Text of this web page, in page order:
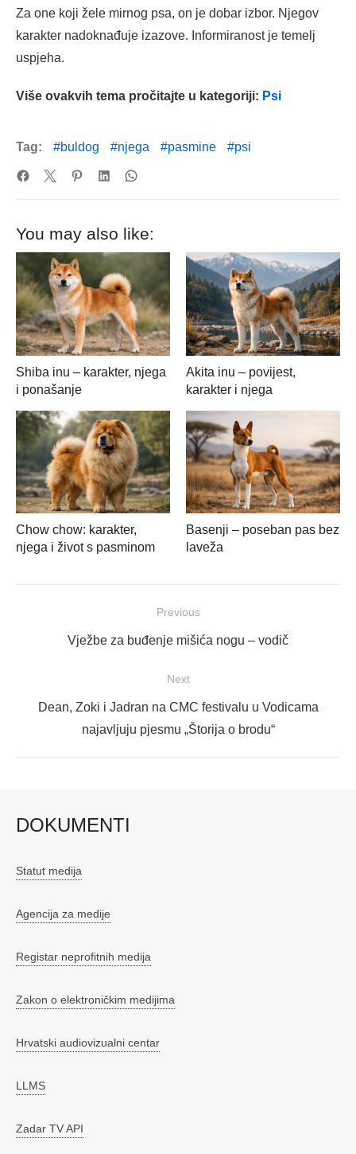
Za one koji žele mirnog psa, on je dobar izbor. Njegov
karakter nadoknađuje izazove. Informiranost je temelj
uspjeha.
Više ovakvih tema pročitajte u kategoriji: Psi
Tag: buldog njega pasmine psi
You may also like:
Shiba inu – karakter, njega
i ponašanje
Akita inu – povijest,
karakter i njega
Chow chow: karakter,
njega i život s pasminom
Basenji – poseban pas bez
laveža
objava
Previous
Previous
Vježbe za buđenje mišića nogu – vodič
Next
NextDean, Zoki i Jadran na CMC festivalu u Vodicama
najavljuju pjesmu „Štorija o brodu“
DOKUMENTI
Statut medija
Agencija za medije
Registar neprofitnih medija
Zakon o elektroničkim medijima
Hrvatski audiovizualni centar
LLMS
Zadar TV API